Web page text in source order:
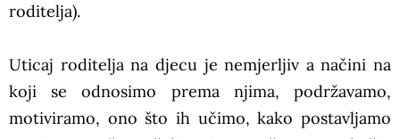
roditelja).
Uticaj roditelja na djecu je nemjerljiv a načini na
koji se odnosimo prema njima, podržavamo,
motiviramo, ono što ih učimo, kako postavljamo